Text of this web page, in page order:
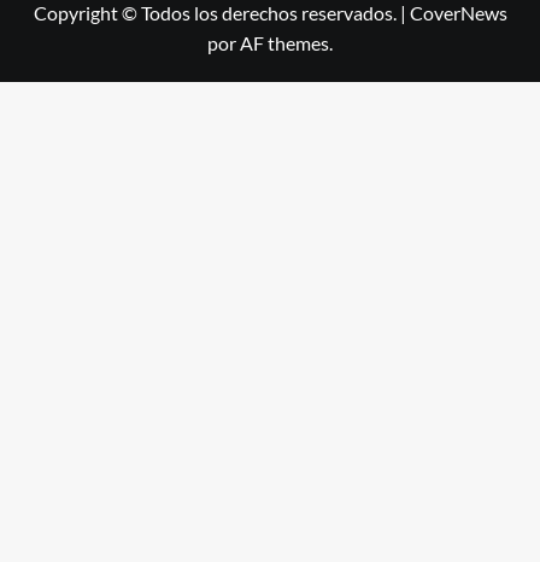
Copyright © Todos los derechos reservados. | CoverNews
por AF themes.